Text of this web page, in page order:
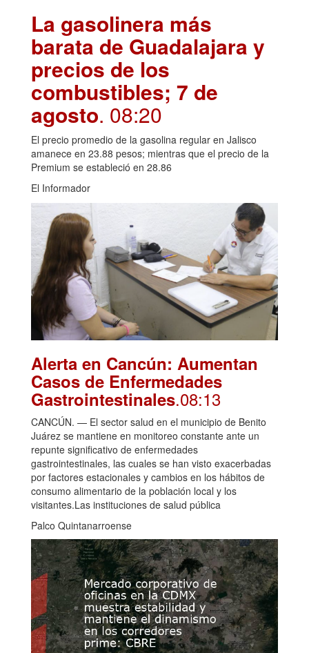
La gasolinera más
barata de Guadalajara y
precios de los
combustibles; 7 de
agosto. 08:20
El precio promedio de la gasolina regular en Jalisco
amanece en 23.88 pesos; mientras que el precio de la
Premium se estableció en 28.86
El Informador
Alerta en Cancún: Aumentan
Casos de Enfermedades
Gastrointestinales.08:13
CANCÚN. — El sector salud en el municipio de Benito
Juárez se mantiene en monitoreo constante ante un
repunte significativo de enfermedades
gastrointestinales, las cuales se han visto exacerbadas
por factores estacionales y cambios en los hábitos de
consumo alimentario de la población local y los
visitantes.Las instituciones de salud pública
Palco Quintanarroense